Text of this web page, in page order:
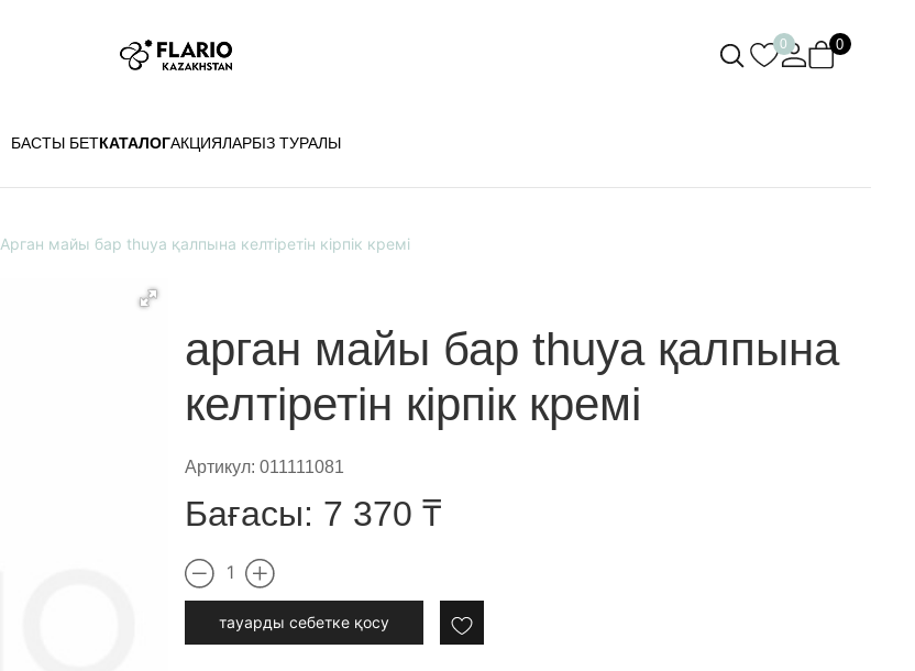
0 0
БАСТЫ БЕТКАТАЛОГАКЦИЯЛАРБІЗ ТУРАЛЫ
Арган майы бар thuya қалпына келтіретін кірпік кремі
арган майы бар thuya қалпына
келтіретін кірпік кремі
Артикул: 011111081
Бағасы: 7 370 ₸
1
тауарды cебетке қосу